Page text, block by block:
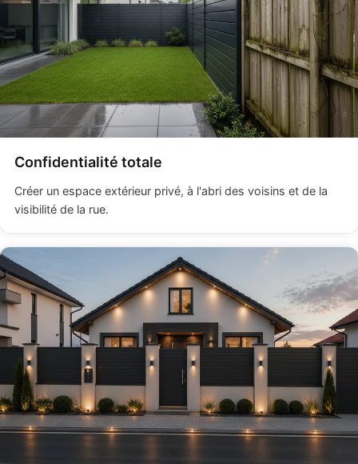
Confidentialité totale
Créer un espace extérieur privé, à l'abri des voisins et de la
visibilité de la rue.